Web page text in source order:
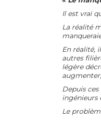
Il est vrai
La réalité
En réalité,
autres
légère
Depuis
ingénieurs
Le